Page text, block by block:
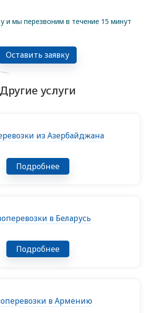
и мы перезвоним в течение 15 минут
Оставить заявку
Другие услуги
из Азербайджана
Подробнее
в Беларусь
Подробнее
в Армению